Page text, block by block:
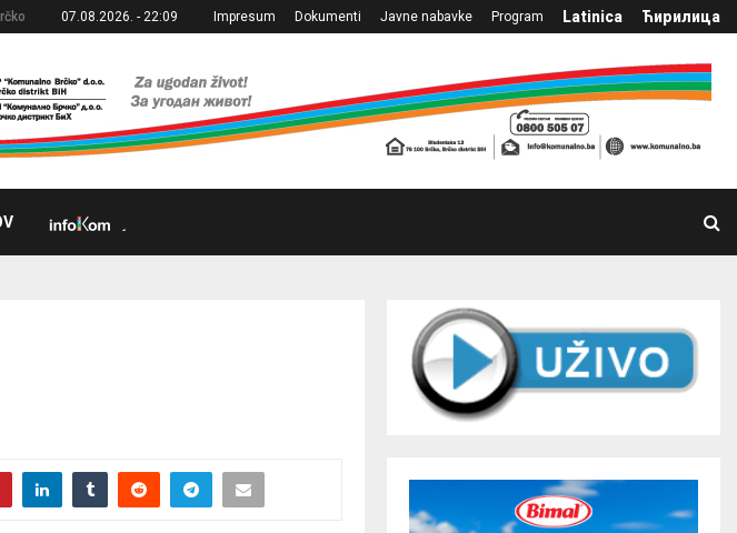
07.08.2026. - 22:09 Impresum Dokumenti Javne nabavke Program Latinica Ћирилица